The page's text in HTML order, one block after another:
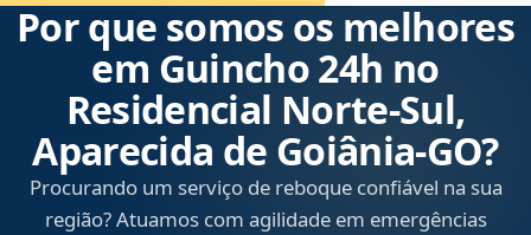
Por que somos os melhores
em Guincho 24h no
Residencial Norte-Sul,
Aparecida de Goiânia‑GO?
Procurando um serviço de reboque confiável na sua
região? Atuamos com agilidade em emergências